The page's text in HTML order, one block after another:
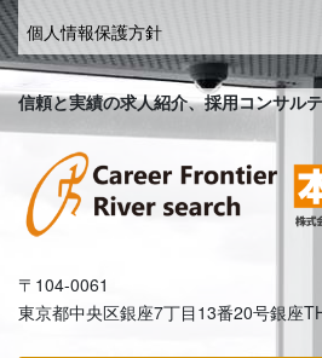
個人情報保護方針
信頼と実績の求人紹介、採用コンサル
〒104-0061
東京都中央区銀座7丁目13番20号銀座